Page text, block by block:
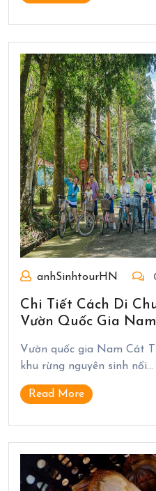
anhSinhtourHN
Chi Tiết Cách Di
Vườn Quốc Gia
Vườn quốc gia Nam Cát
khu rừng nguyên sinh nổi…
Read More